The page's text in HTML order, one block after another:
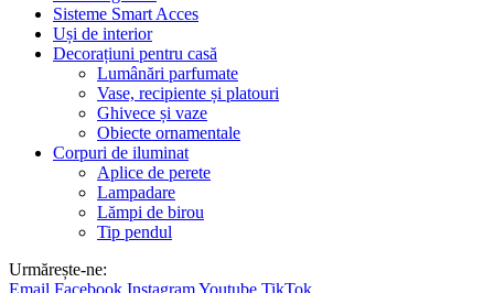
Sisteme Smart Acces
Uși de interior
Decorațiuni pentru casă
Lumânări parfumate
Vase, recipiente și platouri
Ghivece și vaze
Obiecte ornamentale
Corpuri de iluminat
Aplice de perete
Lampadare
Lămpi de birou
Tip pendul
Urmărește-ne: